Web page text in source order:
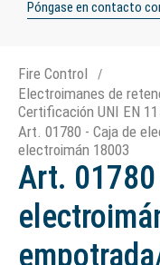
Póngase en contacto
Fire Control
Electroimanes de
Certificación UNI EN
Art. 01780 - Caja de
electroimán 18003
Art.